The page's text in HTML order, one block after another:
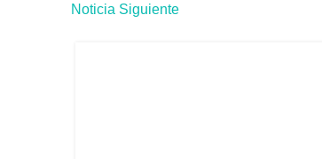
Noticia Siguiente